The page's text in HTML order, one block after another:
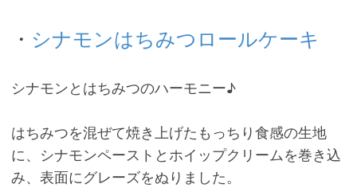
・ シナモンはちみつロールケーキ
シナモンとはちみつのハーモニー♪
はちみつを混ぜて焼き上げたもっちり食感の生地
に、シナモンペーストとホイップクリームを巻き込
み、表面にグレーズをぬりました。